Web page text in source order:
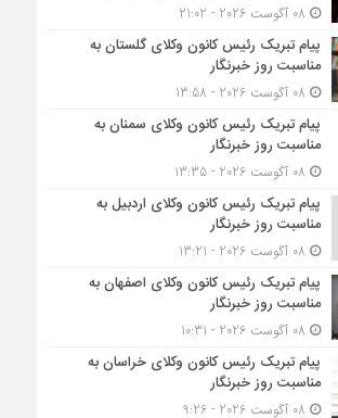
پیام تبریک رئیس کانون وکلای گلستان به
مناسبت روز خبرنگار
پیام تبریک رئیس کانون وکلای سمنان به
مناسبت روز خبرنگار
پیام تبریک رئیس کانون وکلای اردبیل به
مناسبت روز خبرنگار
پیام تبریک رئیس کانون وکلای اصفهان به
مناسبت روز خبرنگار
پیام تبریک رئیس کانون وکلای خراسان به
مناسبت روز خبرنگار